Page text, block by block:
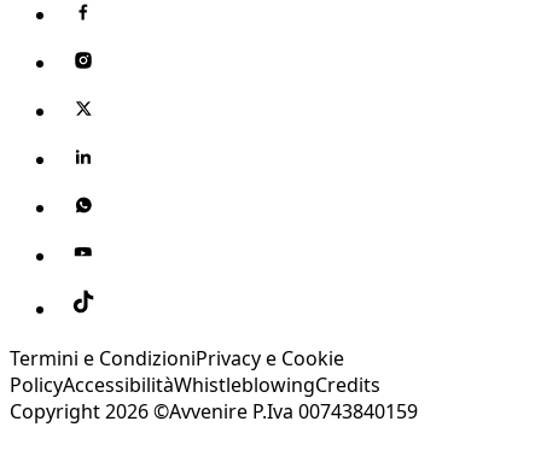
Termini e CondizioniPrivacy e Cookie
PolicyAccessibilitàWhistleblowingCredits
Copyright 2026 ©Avvenire P.Iva 00743840159